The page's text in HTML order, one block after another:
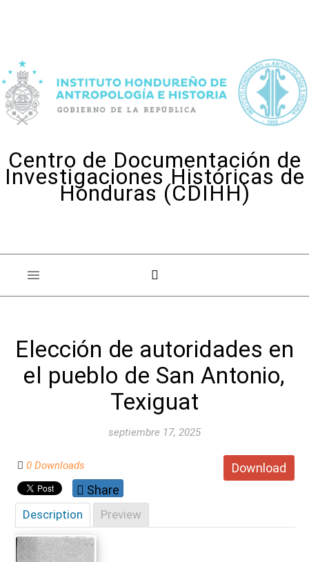
Centro de Documentación de
Investigaciones Históricas de
Honduras (CDIHH)
Elección de autoridades en
el pueblo de San Antonio,
Texiguat
septiembre 17, 2025
Download
0 Downloads
Share
Description Preview